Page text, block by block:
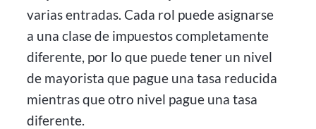
varias entradas. Cada rol puede asignarse
a una clase de impuestos completamente
diferente, por lo que puede tener un nivel
de mayorista que pague una tasa reducida
mientras que otro nivel pague una tasa
diferente.